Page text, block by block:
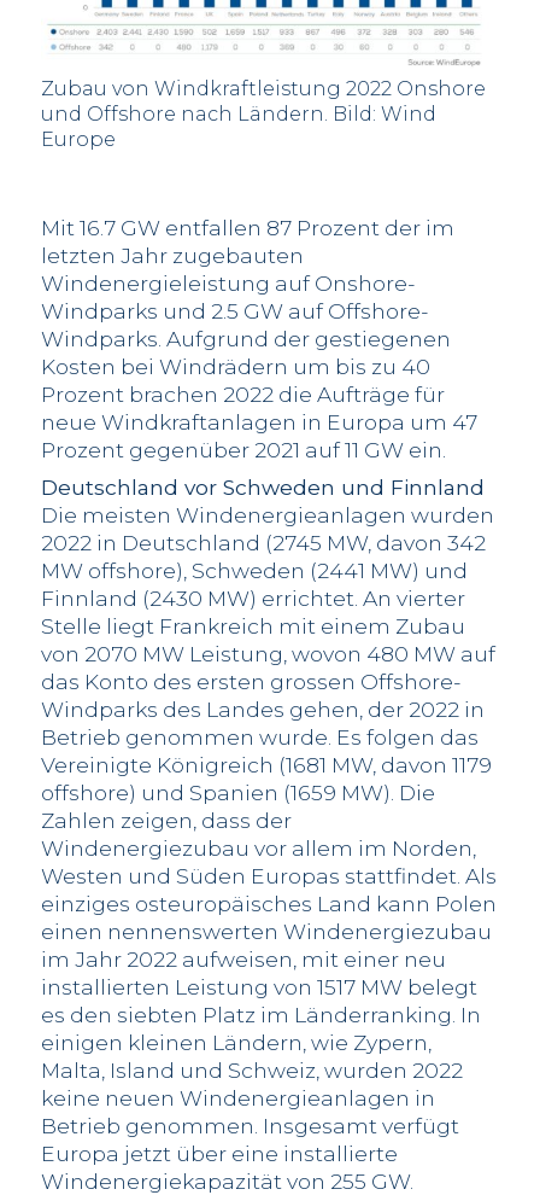
Zubau von Windkraftleistung 2022 Onshore
und Offshore nach Ländern. Bild: Wind
Europe
Mit 16.7 GW entfallen 87 Prozent der im
letzten Jahr zugebauten
Windenergieleistung auf Onshore-
Windparks und 2.5 GW auf Offshore-
Windparks. Aufgrund der gestiegenen
Kosten bei Windrädern um bis zu 40
Prozent brachen 2022 die Aufträge für
neue Windkraftanlagen in Europa um 47
Prozent gegenüber 2021 auf 11 GW ein.
Deutschland vor Schweden und Finnland
Die meisten Windenergieanlagen wurden
2022 in Deutschland (2745 MW, davon 342
MW offshore), Schweden (2441 MW) und
Finnland (2430 MW) errichtet. An vierter
Stelle liegt Frankreich mit einem Zubau
von 2070 MW Leistung, wovon 480 MW auf
das Konto des ersten grossen Offshore-
Windparks des Landes gehen, der 2022 in
Betrieb genommen wurde. Es folgen das
Vereinigte Königreich (1681 MW, davon 1179
offshore) und Spanien (1659 MW). Die
Zahlen zeigen, dass der
Windenergiezubau vor allem im Norden,
Westen und Süden Europas stattfindet. Als
einziges osteuropäisches Land kann Polen
einen nennenswerten Windenergiezubau
im Jahr 2022 aufweisen, mit einer neu
installierten Leistung von 1517 MW belegt
es den siebten Platz im Länderranking. In
einigen kleinen Ländern, wie Zypern,
Malta, Island und Schweiz, wurden 2022
keine neuen Windenergieanlagen in
Betrieb genommen. Insgesamt verfügt
Europa jetzt über eine installierte
Windenergiekapazität von 255 GW.